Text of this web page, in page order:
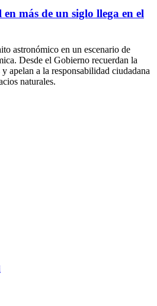
más de un siglo llega en el
astronómico en un escenario de
Desde el Gobierno recuerdan la
apelan a la responsabilidad ciudadana
naturales.